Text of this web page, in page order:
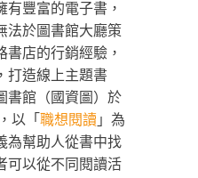
有豐富的電子書，
法於圖書館大廳策
書店的行銷經驗，
打造線上主題書
書館（國資圖）於
以「 職想閱讀 」為
為幫助人從書中找
可以從不同閱讀活